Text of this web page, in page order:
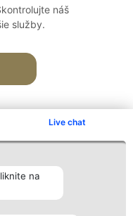
Live chat
na
náš
služby.
Kontakt
Kontakt